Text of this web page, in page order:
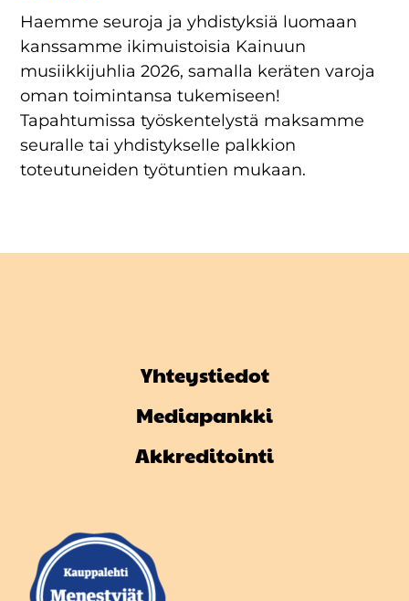
Haemme seuroja ja yhdistyksiä luomaan
kanssamme ikimuistoisia Kainuun
musiikkijuhlia 2026, samalla keräten varoja
oman toimintansa tukemiseen!
Tapahtumissa työskentelystä maksamme
seuralle tai yhdistykselle palkkion
toteutuneiden työtuntien mukaan.
Yhteystiedot
Mediapankki
Akkreditointi